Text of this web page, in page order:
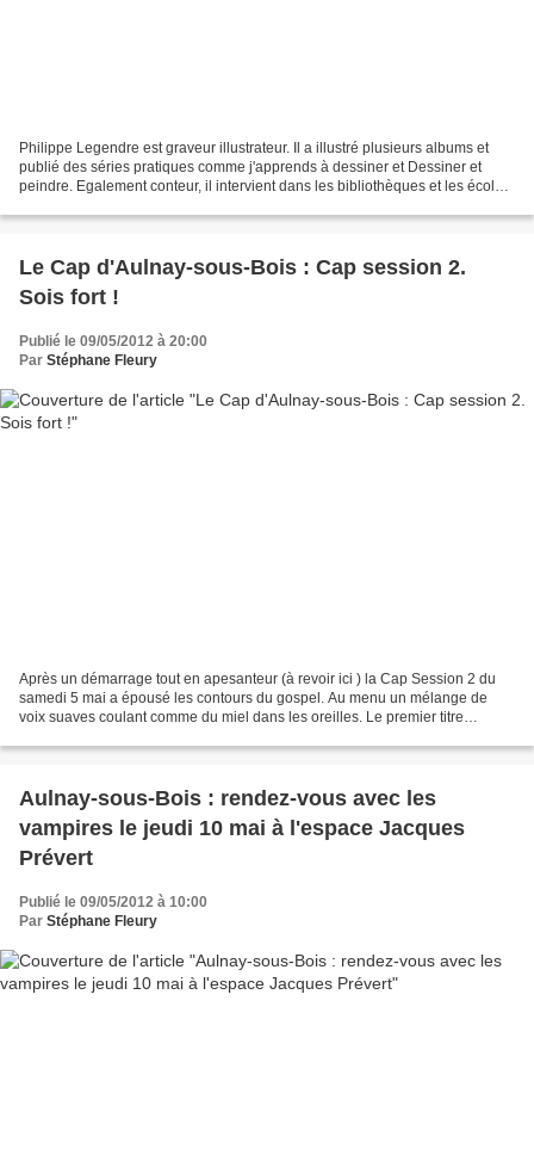
Philippe Legendre est graveur illustrateur. Il a illustré plusieurs albums et
publié des séries pratiques comme j'apprends à dessiner et Dessiner et
peindre. Egalement conteur, il intervient dans les bibliothèques et les écoles.
Le Cap d'Aulnay-sous-Bois : Cap session 2.
Sois fort !
Publié le 09/05/2012 à 20:00
Par Stéphane Fleury
Après un démarrage tout en apesanteur (à revoir ici ) la Cap Session 2 du
samedi 5 mai a épousé les contours du gospel. Au menu un mélange de
voix suaves coulant comme du miel dans les oreilles. Le premier titre
Aulnay-sous-Bois : rendez-vous avec les
vampires le jeudi 10 mai à l'espace Jacques
Prévert
Publié le 09/05/2012 à 10:00
Par Stéphane Fleury